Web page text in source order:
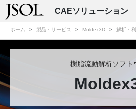
CAEソリューション
ホーム 製品・サービス Moldex3D 解析・
樹脂流動解析ソフト